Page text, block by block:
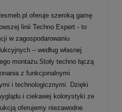
oferuje szeroką gamę
linii Techno Expert - to
w zagospodarowaniu
– według własnej
montażu.Stoły techno łączą
z funkcjonalnymi
i technologicznymi. Dzięki
i ciekawej kolorystyki ze
oferujemy niezawodne